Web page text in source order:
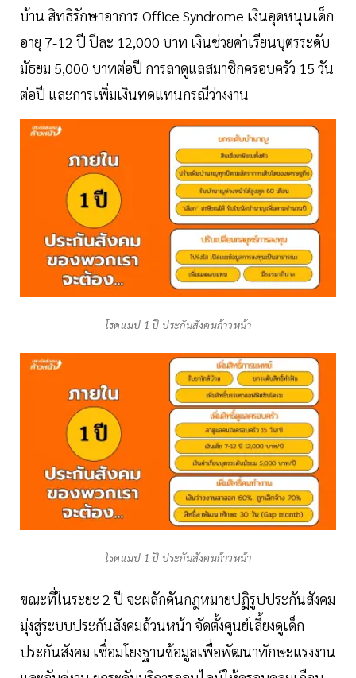
บ้าน สิทธิรักษาอาการ Office Syndrome เงินอุดหนุนเด็ก
อายุ 7-12 ปี ปีละ 12,000 บาท เงินช่วยค่าเรียนบุตรระดับ
มัธยม 5,000 บาทต่อปี การลาดูแลสมาชิกครอบครัว 15 วัน
ต่อปี และการเพิ่มเงินทดแทนกรณีว่างงาน
โรดแมป 1 ปี ประกันสังคมก้าวหน้า
โรดแมป 1 ปี ประกันสังคมก้าวหน้า
ขณะที่ในระยะ 2 ปี จะผลักดันกฎหมายปฏิรูปประกันสังคม
มุ่งสู่ระบบประกันสังคมถ้วนหน้า จัดตั้งศูนย์เลี้ยงดูเด็ก
ประกันสังคม เชื่อมโยงฐานข้อมูลเพื่อพัฒนาทักษะแรงงาน